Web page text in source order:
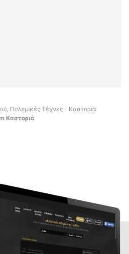
Πολεμικές Τέχνες - Καστοριά
Καστοριά